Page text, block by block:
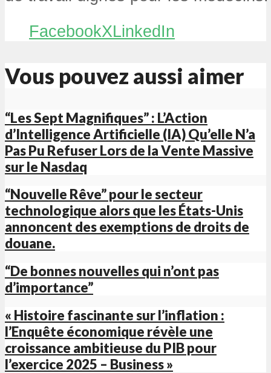
FacebookXLinkedIn
Vous pouvez aussi aimer
“Les Sept Magnifiques” : L’Action
d’Intelligence Artificielle (IA) Qu’elle N’a
Pas Pu Refuser Lors de la Vente Massive
sur le Nasdaq
“Nouvelle Rêve” pour le secteur
technologique alors que les États-Unis
annoncent des exemptions de droits de
douane.
“De bonnes nouvelles qui n’ont pas
d’importance”
« Histoire fascinante sur l’inflation :
l’Enquête économique révèle une
croissance ambitieuse du PIB pour
l’exercice 2025 – Business »